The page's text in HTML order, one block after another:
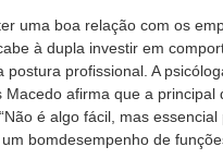
uma boa relação com os
à dupla investir em
postura profissional. A
Macedo afirma que a principal
é algo fácil, mas
bomdesempenho de